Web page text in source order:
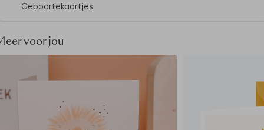
Geboortekaartjes
voor jou